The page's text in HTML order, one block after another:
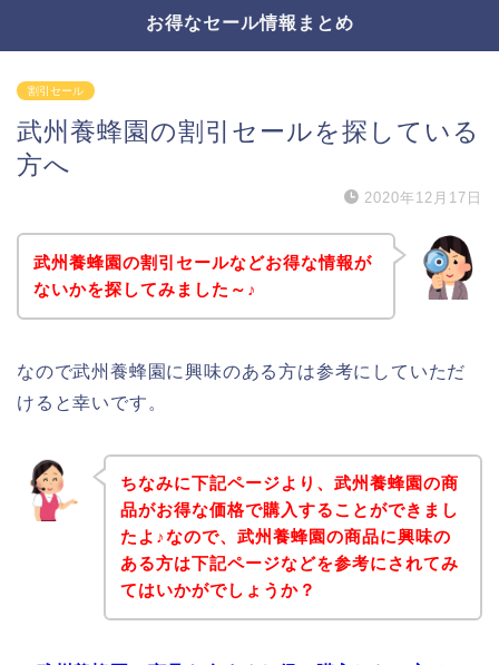
お得なセール情報まとめ
割引セール
武州養蜂園の割引セールを探している
方へ
2020年12月17日
武州養蜂園の割引セールなどお得な情報が
ないかを探してみました～♪
なので武州養蜂園に興味のある方は参考にしていただ
けると幸いです。
ちなみに下記ページより、武州養蜂園の商
品がお得な価格で購入することができまし
たよ♪なので、武州養蜂園の商品に興味の
ある方は下記ページなどを参考にされてみ
てはいかがでしょうか？